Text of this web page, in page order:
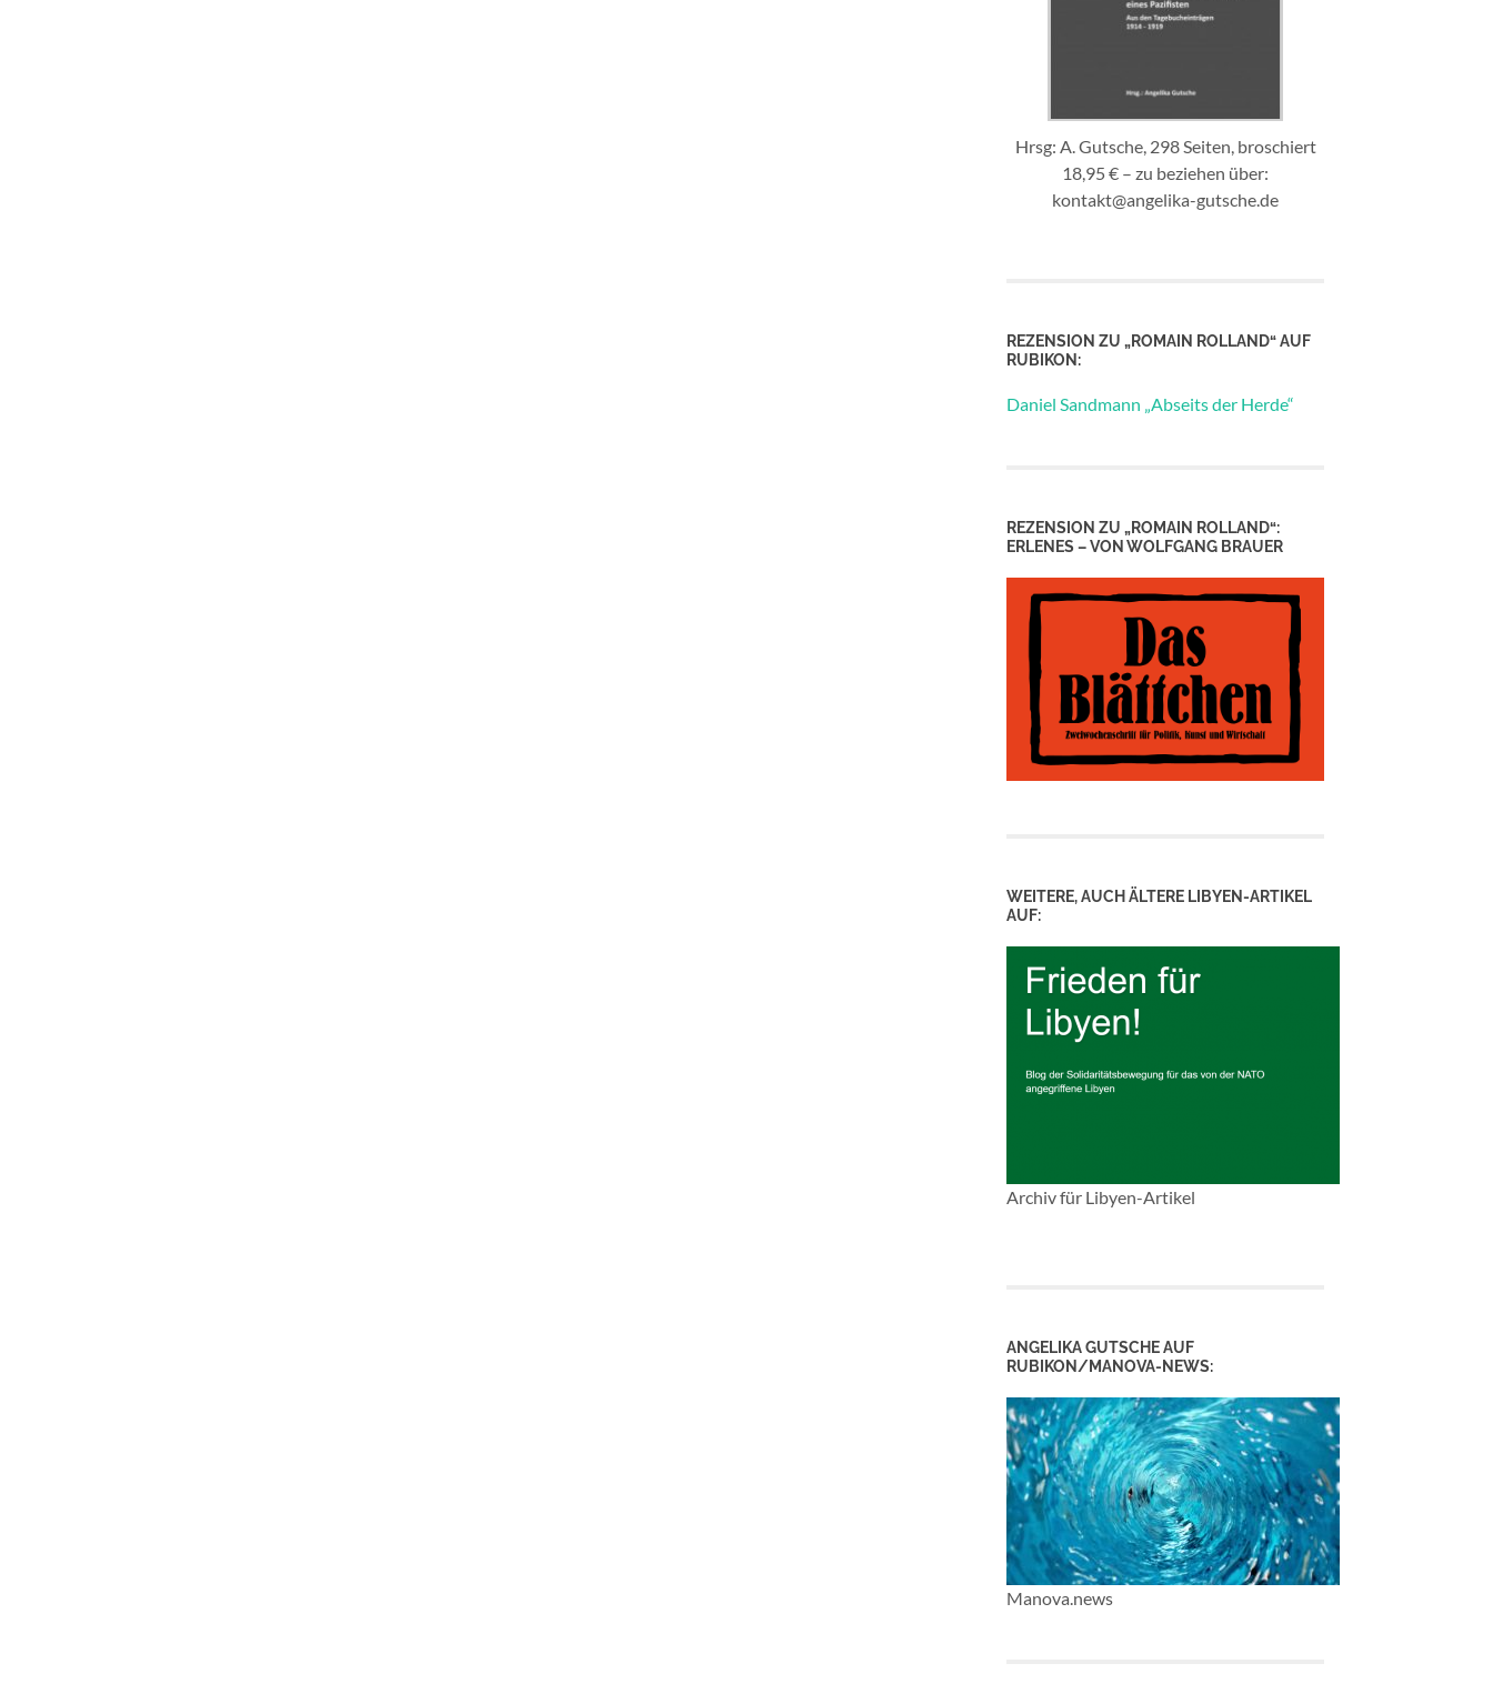
Hrsg: A. Gutsche, 298 Seiten, broschiert
18,95 € – zu beziehen über:
kontakt@angelika-gutsche.de
REZENSION ZU „ROMAIN ROLLAND“ AUF
RUBIKON:
Daniel Sandmann „Abseits der Herde“
REZENSION ZU „ROMAIN ROLLAND“:
ERLENES – VON WOLFGANG BRAUER
WEITERE, AUCH ÄLTERE LIBYEN-ARTIKEL
AUF:
Archiv für Libyen-Artikel
ANGELIKA GUTSCHE AUF
RUBIKON/MANOVA-NEWS:
Manova.news